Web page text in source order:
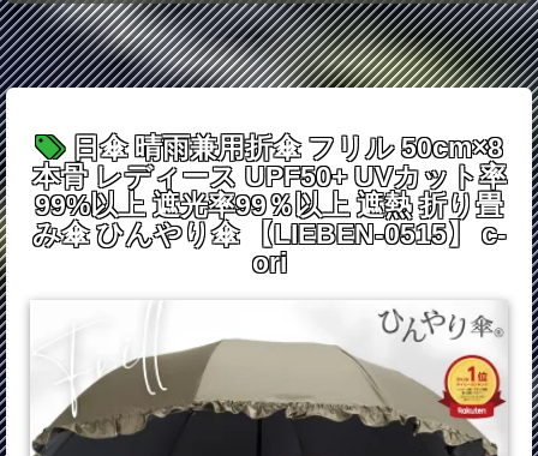
日傘 晴雨兼用折傘 フリル 50cm×8
本骨 レディース UPF50+ UVカット率
99%以上 遮光率99％以上 遮熱 折り畳
み傘 ひんやり傘 【LIEBEN-0515】 c-
ori